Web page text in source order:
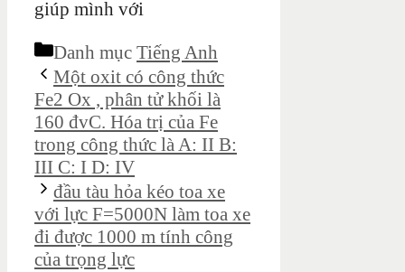
giúp mình với
Danh mục Tiếng Anh
Một oxit có công thức
Fe2 Ox , phân tử khối là
160 đvC. Hóa trị của Fe
trong công thức là A: II B:
III C: I D: IV
đầu tàu hỏa kéo toa xe
với lực F=5000N làm toa xe
đi được 1000 m tính công
của trọng lực